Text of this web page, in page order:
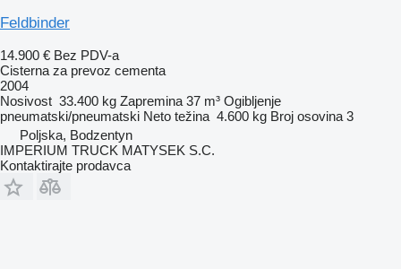
Feldbinder
14.900 € Bez PDV-a
Cisterna za prevoz cementa
2004
Nosivost 33.400 kg Zapremina 37 m³ Ogibljenje
pneumatski/pneumatski Neto težina 4.600 kg Broj osovina 3
Poljska, Bodzentyn
IMPERIUM TRUCK MATYSEK S.C.
Kontaktirajte prodavca